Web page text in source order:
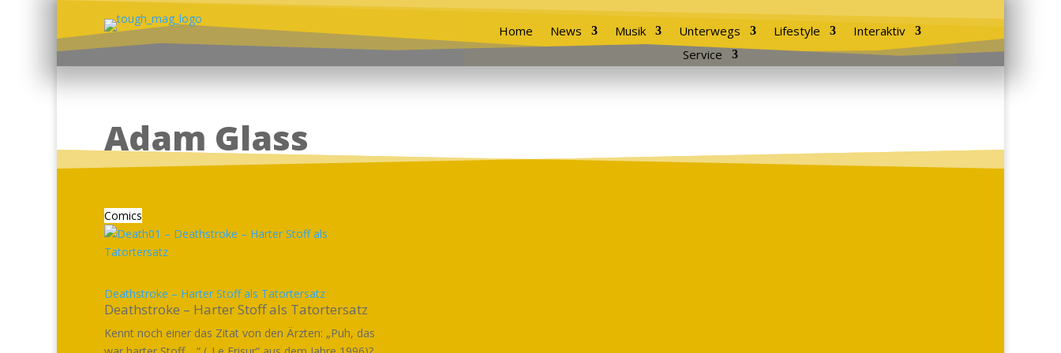
Home News Musik Unterwegs Lifestyle
Interaktiv
Service
Adam Glass
Comics
Deathstroke – Harter Stoff als Tatortersatz
Deathstroke – Harter Stoff als Tatortersatz
Kennt noch einer das Zitat von den Ärzten: „Puh, das